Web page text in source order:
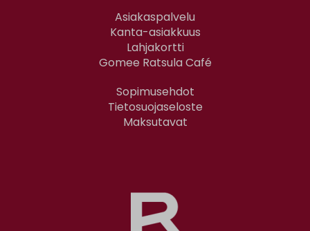
Asiakaspalvelu
Kanta-asiakkuus
Lahjakortti
Gomee Ratsula Café
Sopimusehdot
Tietosuojaseloste
Maksutavat